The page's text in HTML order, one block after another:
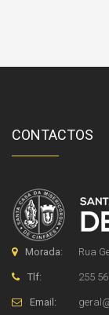
CONTACTOS
Morada: Rua
Tlf: 255
Email: geral